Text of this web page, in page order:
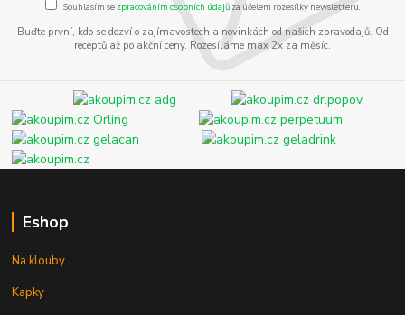
Souhlasím se zpracováním osobních údajůza účelem rozesílky newsletteru.
Buďte první, kdo se dozví o zajímavostech a novinkách od našich zpravodajů. Od
receptů až po akční ceny. Rozesíláme max 2x za měsíc.
Eshop
Na klouby
Kapky